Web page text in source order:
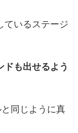
ているステージ
も出せるよう
同じように真